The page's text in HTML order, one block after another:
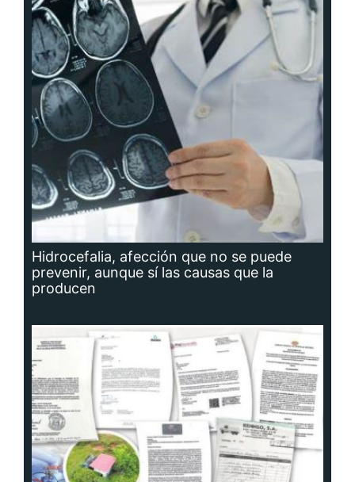
Hidrocefalia, afección que no se puede
prevenir, aunque sí las causas que la
producen